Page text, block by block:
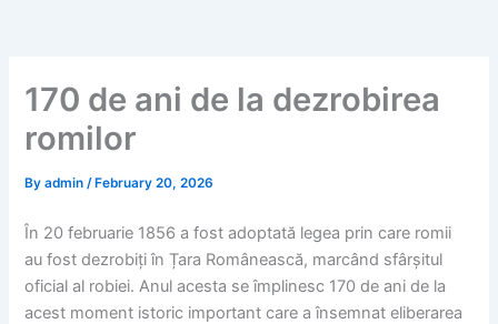
170 de ani de la dezrobirea
romilor
Byadmin/ February 20, 2026
În 20 februarie 1856 a fost adoptată legea prin care romii
au fost dezrobiți în Țara Românească, marcând sfârșitul
oficial al robiei. Anul acesta se împlinesc 170 de ani de la
acest moment istoric important care a însemnat eliberarea